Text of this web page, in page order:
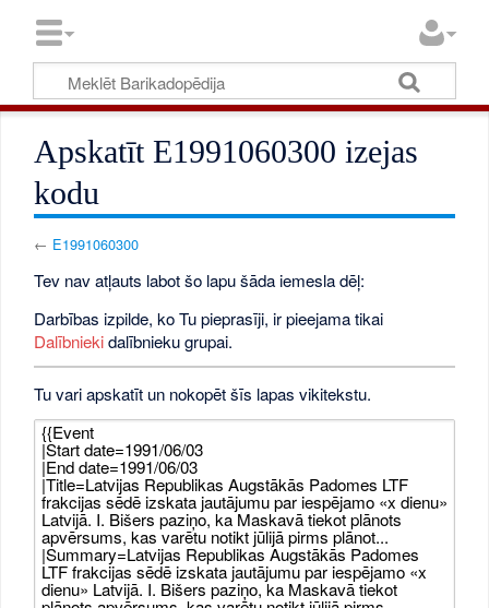
Apskatīt E1991060300 izejas
kodu
← E1991060300
Tev nav atļauts labot šo lapu šāda iemesla dēļ:
Darbības izpilde, ko Tu pieprasīji, ir pieejama tikai
Dalībniekidalībnieku grupai.
Tu vari apskatīt un nokopēt šīs lapas vikitekstu.